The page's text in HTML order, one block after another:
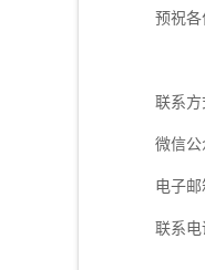
预祝各
联系方
微信公
电子邮
联系电